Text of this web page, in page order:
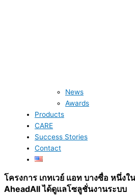
News
Awards
Products
CARE
Success Stories
Contact
โครงการ เกทเวย์ แอท บางซื่อ หนึ่ง
AheadAll ได้ดูแลโซลูชั่นงานระบบ